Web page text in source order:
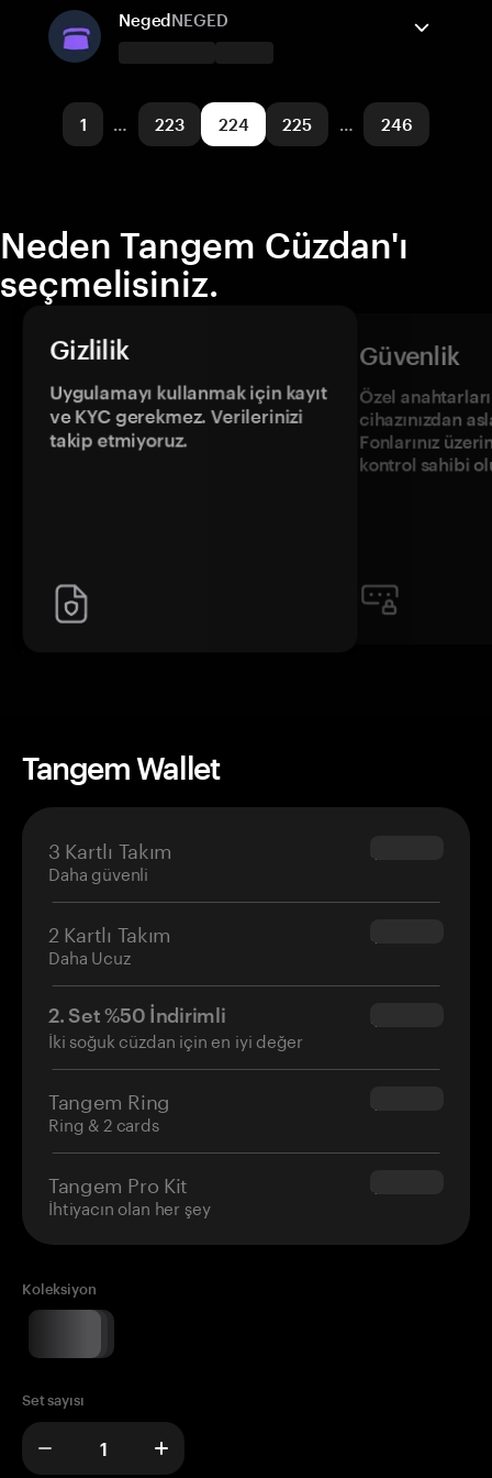
Solana
Gönder/Al Satın al
Solana Polygon POS
NegedNEGED
Gönder/Al Satın al
1 … 223 224 225 … 246
Neden Tangem Cüzdan'ı
seçmelisiniz.
Gizlilik
Uygulamayı kullanmak için kayıt
ve KYC gerekmez. Verilerinizi
takip etmiyoruz.
Güvenlik
Özel
cihazınızdan
Fonlarınız
kontrol sahibi
Tangem Wallet
3 Kartlı Takım
Daha güvenli
$69.90
2 Kartlı Takım
Daha Ucuz
$54.90
2. Set %50 İndirimli
İki soğuk cüzdan için en iyi değer
$34.95
Tangem Ring
Ring & 2 cards
$160.00
Tangem Pro Kit
İhtiyacın olan her şey
$180.00
Koleksiyon
Set sayısı